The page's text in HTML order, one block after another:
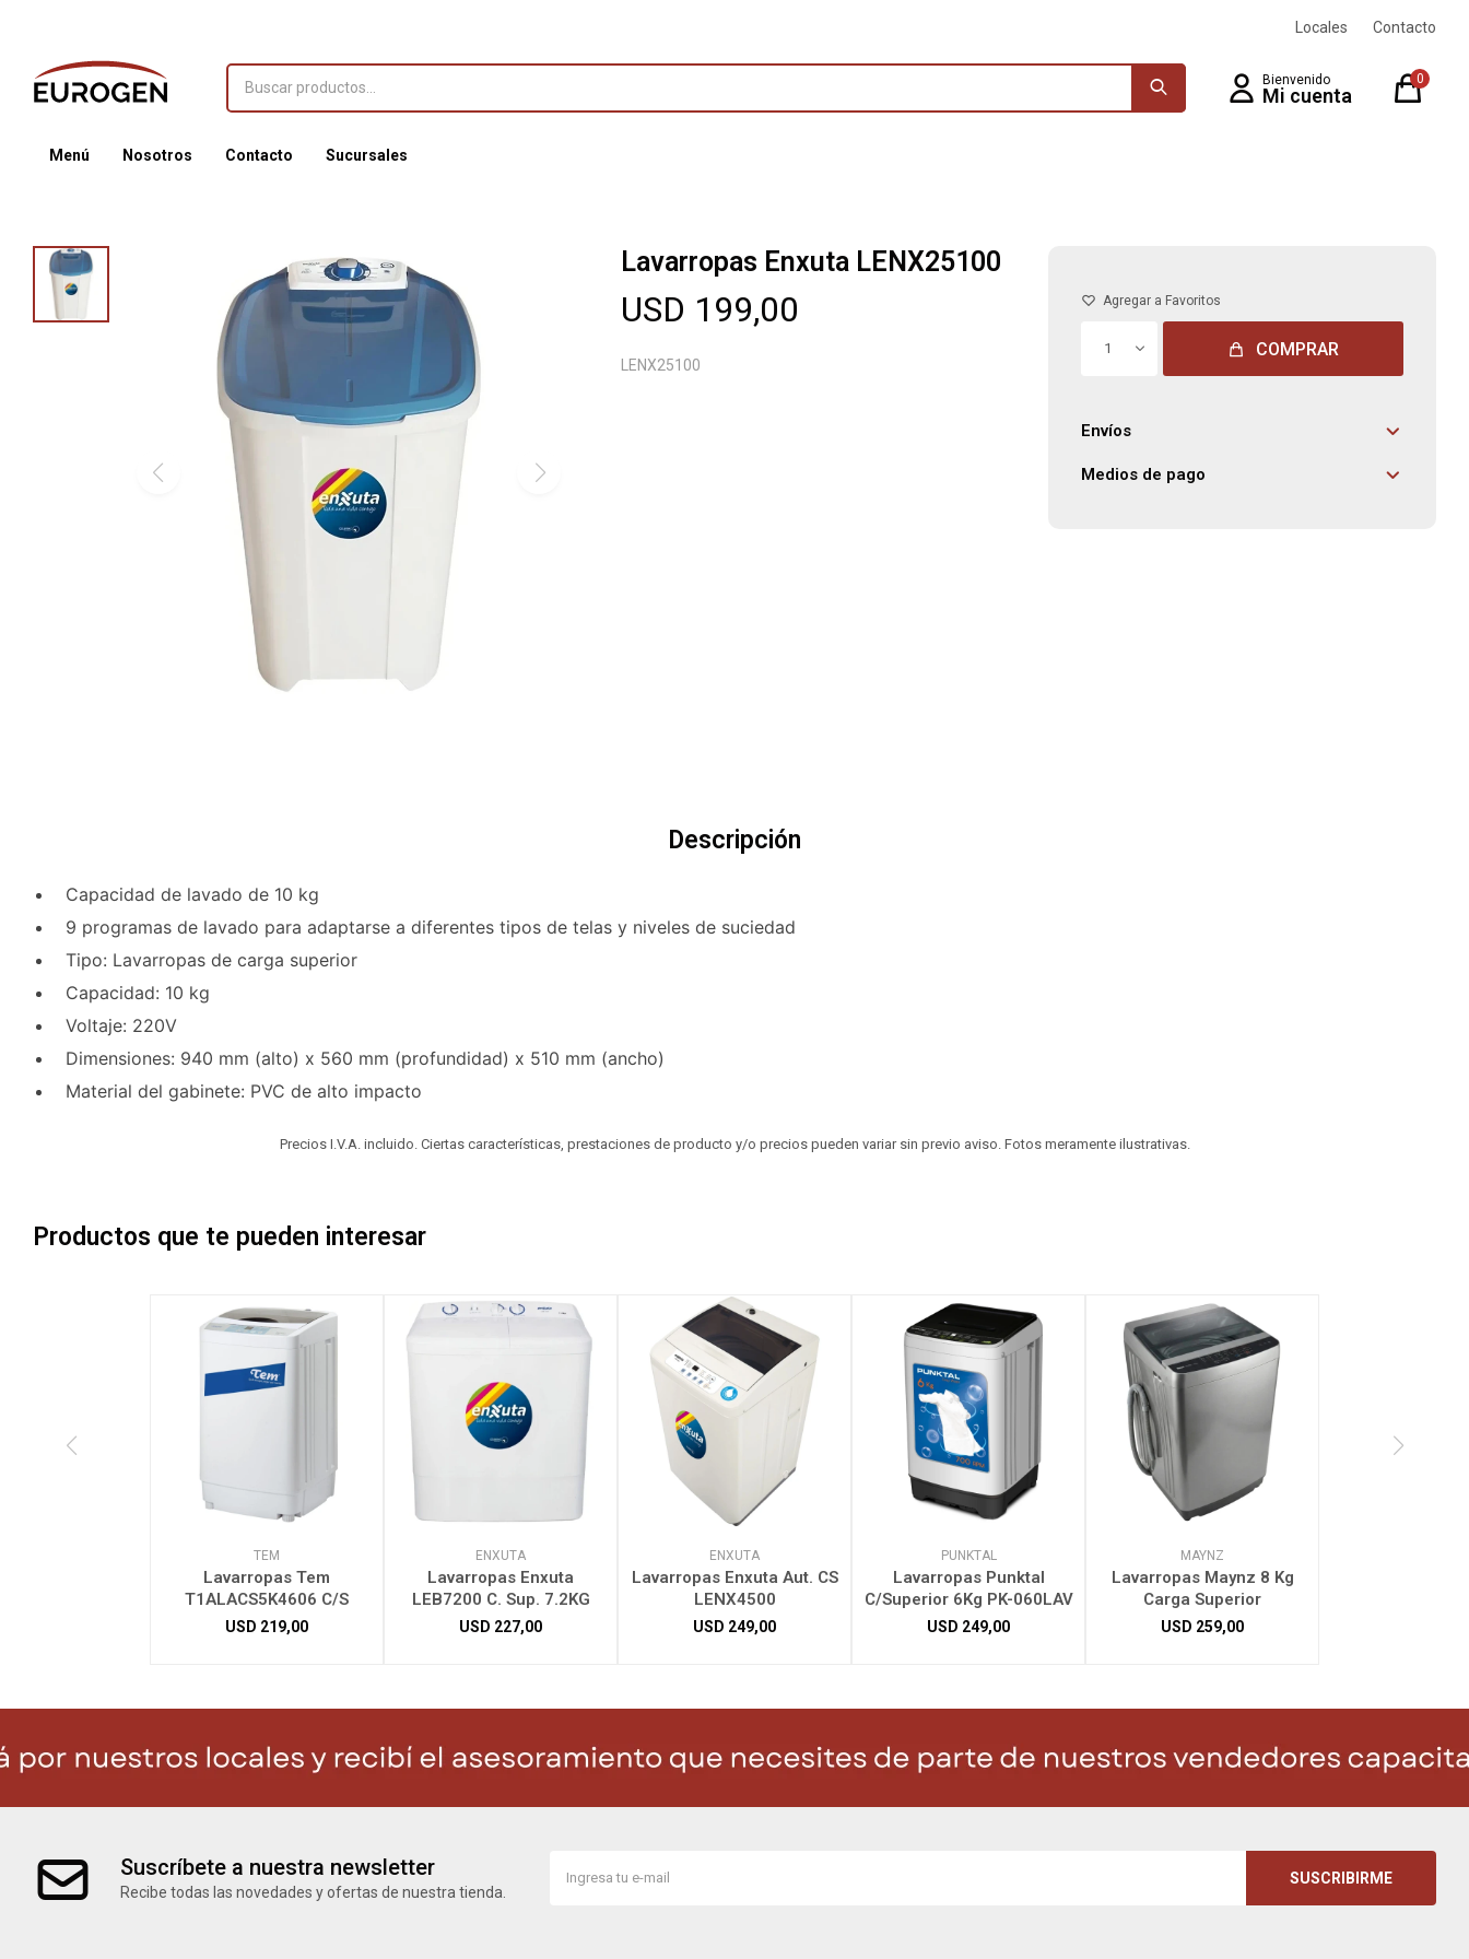
Menú Nosotros Contacto Sucursales
0
Locales Contacto
Lavarropas Enxuta LENX25100
USD 199,00
LENX25100
1 COMPRAR
Envíos
Medios de pago
Descripción
Capacidad de lavado de 10 kg
9 programas de lavado para adaptarse a diferentes tipos de telas y niveles de suciedad
Tipo: Lavarropas de carga superior
Capacidad: 10 kg
Voltaje: 220V
Dimensiones: 940 mm (alto) x 560 mm (profundidad) x 510 mm (ancho)
Material del gabinete: PVC de alto impacto
Precios I.V.A. incluido. Ciertas características, prestaciones de producto y/o precios pueden variar sin previo aviso. Fotos meramente ilustrativas.
Productos que te pueden interesar
TEM
Lavarropas Tem
T1ALACS5K4606 C/S
USD 219,00
ENXUTA
Lavarropas Enxuta
LEB7200 C. Sup. 7.2KG
USD 227,00
ENXUTA
Lavarropas Enxuta Aut. CS
LENX4500
USD 249,00
PUNKTAL
Lavarropas Punktal
C/Superior 6Kg PK-060LAV
USD 249,00
MAYNZ
Lavarropas Maynz 8 Kg
Carga Superior
USD 259,00
Suscríbete a nuestra newsletter
Recibe todas las novedades y ofertas de nuestra tienda.
SUSCRIBIRME